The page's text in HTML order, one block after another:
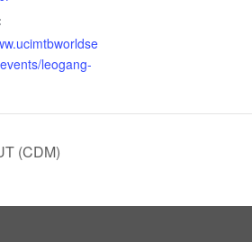
leogang-
(CDM)